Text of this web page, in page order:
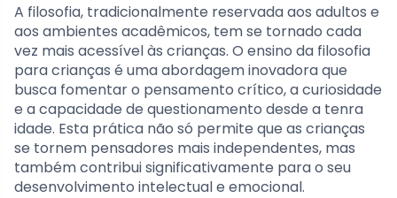
A filosofia, tradicionalmente reservada aos adultos e
aos ambientes acadêmicos, tem se tornado cada
vez mais acessível às crianças. O ensino da filosofia
para crianças é uma abordagem inovadora que
busca fomentar o pensamento crítico, a curiosidade
e a capacidade de questionamento desde a tenra
idade. Esta prática não só permite que as crianças
se tornem pensadores mais independentes, mas
também contribui significativamente para o seu
desenvolvimento intelectual e emocional.